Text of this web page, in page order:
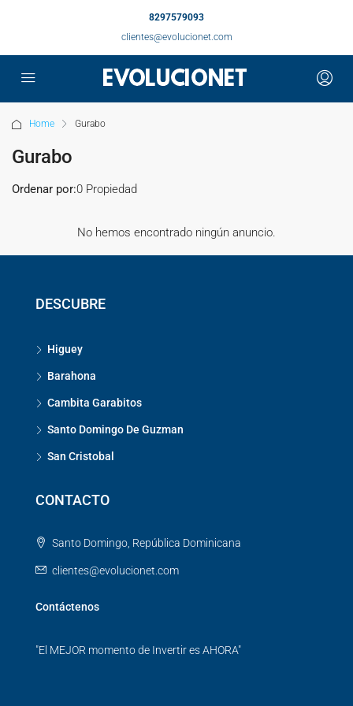
8297579093
clientes@evolucionet.com
Home Gurabo
Gurabo
0 Propiedad
Ordenar por:
No hemos encontrado ningún anuncio.
DESCUBRE
Higuey
Barahona
Cambita Garabitos
Santo Domingo De Guzman
San Cristobal
CONTACTO
Santo Domingo, República Dominicana
clientes@evolucionet.com
Contáctenos
"El MEJOR momento de Invertir es AHORA"